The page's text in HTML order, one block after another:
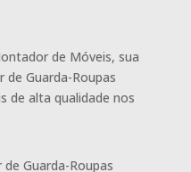
de Móveis, sua
Guarda-Roupas
de alta qualidade nos
Guarda-Roupas